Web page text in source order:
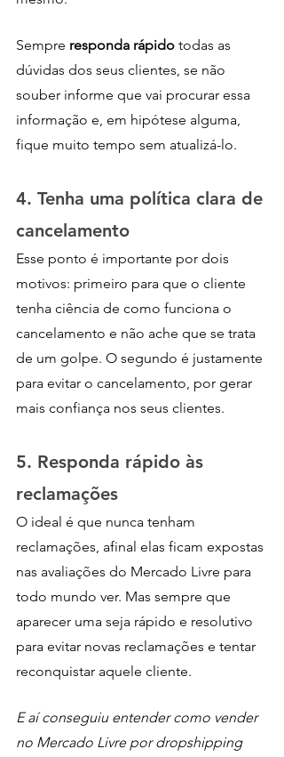
Sempre responda rápido todas as
dúvidas dos seus clientes, se não
souber informe que vai procurar essa
informação e, em hipótese alguma,
fique muito tempo sem atualizá-lo.
4. Tenha uma política clara de
cancelamento
Esse ponto é importante por dois
motivos: primeiro para que o cliente
tenha ciência de como funciona o
cancelamento e não ache que se trata
de um golpe. O segundo é justamente
para evitar o cancelamento, por gerar
mais confiança nos seus clientes.
5. Responda rápido às
reclamações
O ideal é que nunca tenham
reclamações, afinal elas ficam expostas
nas avaliações do Mercado Livre para
todo mundo ver. Mas sempre que
aparecer uma seja rápido e resolutivo
para evitar novas reclamações e tentar
reconquistar aquele cliente.
E aí conseguiu entender como vender
no Mercado Livre por dropshipping